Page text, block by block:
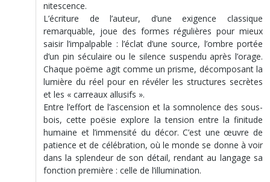
nitescence.
L’écriture de l’auteur, d’une exigence classique
remarquable, joue des formes régulières pour mieux
saisir l’impalpable : l’éclat d’une source, l’ombre portée
d’un pin séculaire ou le silence suspendu après l’orage.
Chaque poëme agit comme un prisme, décomposant la
lumière du réel pour en révéler les structures secrètes
et les « carreaux allusifs ».
Entre l’effort de l’ascension et la somnolence des sous-
bois, cette poësie explore la tension entre la finitude
humaine et l’immensité du décor. C’est une œuvre de
patience et de célébration, où le monde se donne à voir
dans la splendeur de son détail, rendant au langage sa
fonction première : celle de l’illumination.